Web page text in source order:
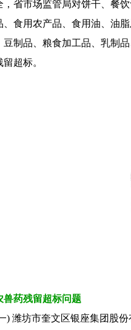
，省市场监管局对饼干、餐
、食用农产品、食用油、油
豆制品、粮食加工品、乳制
超标。
兽药残留超标问题
坊市奎文区银座集团股份